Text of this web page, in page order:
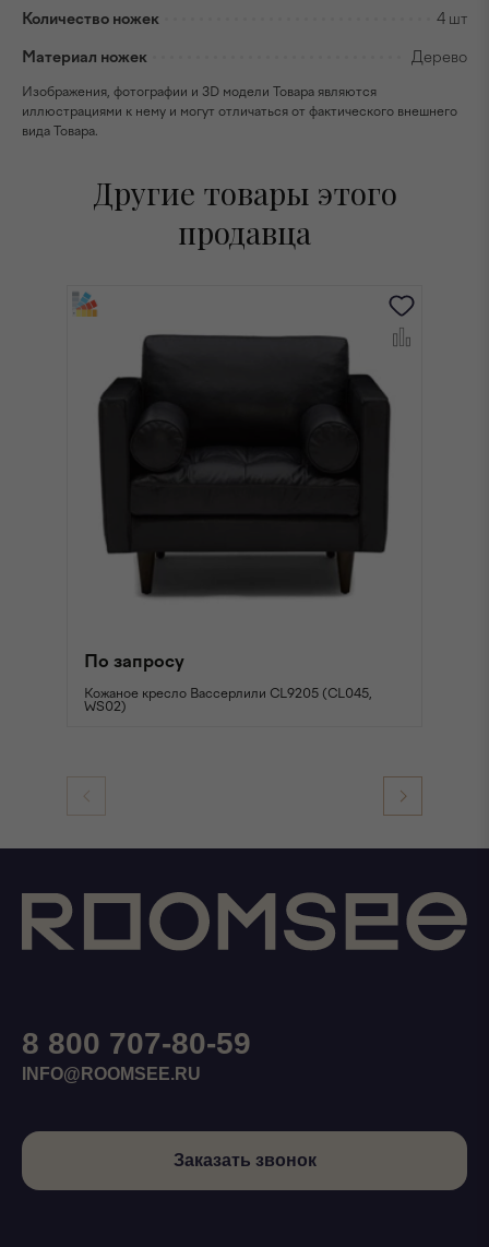
Количество ножек 4 шт
Материал ножек Дерево
Изображения, фотографии и 3D модели Товара являются
иллюстрациями к нему и могут отличаться от фактического внешнего
вида Товара.
Другие товары этого
продавца
По запросу
Кожаное кресло Вассерлили CL9205 (CL045,
WS02)
8 800 707-80-59
INFO@ROOMSEE.RU
Заказать звонок